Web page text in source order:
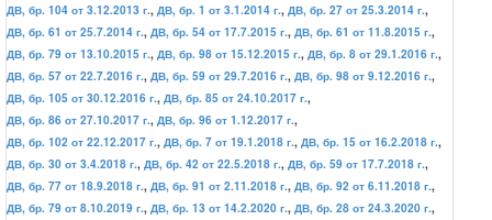
ДВ, бр. 104 от 3.12.2013 г., ДВ, бр. 1 от 3.1.2014 г., ДВ, бр. 27 от 25.3.2014 г.,
ДВ, бр. 61 от 25.7.2014 г., ДВ, бр. 54 от 17.7.2015 г., ДВ, бр. 61 от 11.8.2015 г.,
ДВ, бр. 79 от 13.10.2015 г., ДВ, бр. 98 от 15.12.2015 г., ДВ, бр. 8 от 29.1.2016 г.,
ДВ, бр. 57 от 22.7.2016 г., ДВ, бр. 59 от 29.7.2016 г., ДВ, бр. 98 от 9.12.2016 г.,
ДВ, бр. 105 от 30.12.2016 г., ДВ, бр. 85 от 24.10.2017 г.,
ДВ, бр. 86 от 27.10.2017 г., ДВ, бр. 96 от 1.12.2017 г.,
ДВ, бр. 102 от 22.12.2017 г., ДВ, бр. 7 от 19.1.2018 г., ДВ, бр. 15 от 16.2.2018 г.,
ДВ, бр. 30 от 3.4.2018 г., ДВ, бр. 42 от 22.5.2018 г., ДВ, бр. 59 от 17.7.2018 г.,
ДВ, бр. 77 от 18.9.2018 г., ДВ, бр. 91 от 2.11.2018 г., ДВ, бр. 92 от 6.11.2018 г.,
ДВ, бр. 79 от 8.10.2019 г., ДВ, бр. 13 от 14.2.2020 г., ДВ, бр. 28 от 24.3.2020 г.,